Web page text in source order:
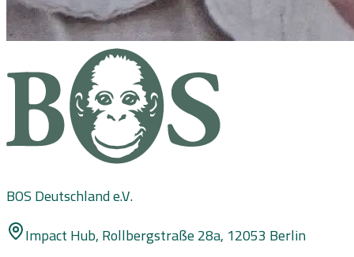
BOS Deutschland e.V.
Impact Hub, Rollbergstraße 28a, 12053 Berlin